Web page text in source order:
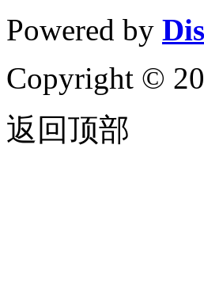
Powered by
Copyright ©
返回顶部